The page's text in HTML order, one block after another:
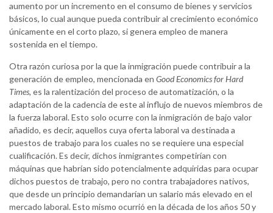
aumento por un incremento en el consumo de bienes y servicios
básicos, lo cual aunque pueda contribuir al crecimiento económico
únicamente en el corto plazo, si genera empleo de manera
sostenida en el tiempo.
Otra razón curiosa por la que la inmigración puede contribuir a la
generación de empleo, mencionada en Good Economics for Hard
Times, es la ralentización del proceso de automatización, o la
adaptación de la cadencia de este al influjo de nuevos miembros de
la fuerza laboral. Esto solo ocurre con la inmigración de bajo valor
añadido, es decir, aquellos cuya oferta laboral va destinada a
puestos de trabajo para los cuales no se requiere una especial
cualificación. Es decir, dichos inmigrantes competirían con
máquinas que habrían sido potencialmente adquiridas para ocupar
dichos puestos de trabajo, pero no contra trabajadores nativos,
que desde un principio demandarían un salario más elevado en el
mercado laboral. Esto mismo ocurrió en la década de los años 50 y